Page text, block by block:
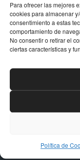
Para ofrecer las mejores
cookies para almacenar
consentimiento a estas
comportamiento de
No consentir o retirar el
ciertas características y
Política de
DATOS DE
Dirección
Email